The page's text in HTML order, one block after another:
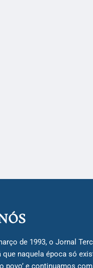
de 1993, o Jornal
que naquela época só
povo’ e continuamos